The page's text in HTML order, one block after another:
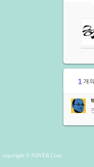
1 개
copyright © NAVER Corp.